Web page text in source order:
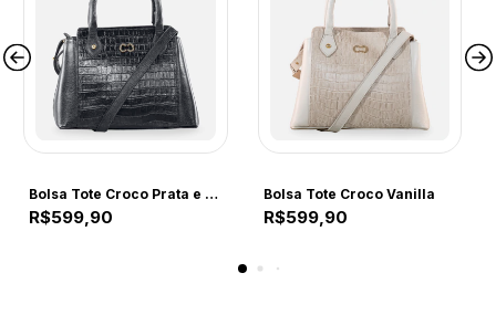
Bolsa Tote Croco Prata e Preta
R$599,90
Bolsa Tote Croco Vanilla
R$599,90